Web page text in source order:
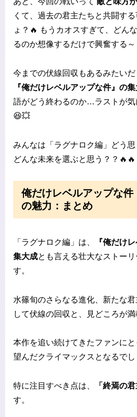
くて、過去の君主たちと共闘す
ょ？🔥 もうカオスすぎて、どん
るのか想像するだけで興奮する～
今までの伏線回収もあるみたいだ
『俺だけレベルアップな件』の
語がどう終わるのか…ラストが気
😆💥
みんなは「ラグナロク編」どう
どんな未来を選ぶと思う？？🔥🔥
俺だけレベルアップな件
の魅力：まとめ
「ラグナロク編」は、
『俺だけ
集大成とも言える壮大なストー
す。
水篠旬のさらなる進化、新たな
して伏線の回収と、見どころが満
本作を追い続けてきたファンに
望んだクライマックスとなるでし
特に注目すべき点は、 「終焉の
す。